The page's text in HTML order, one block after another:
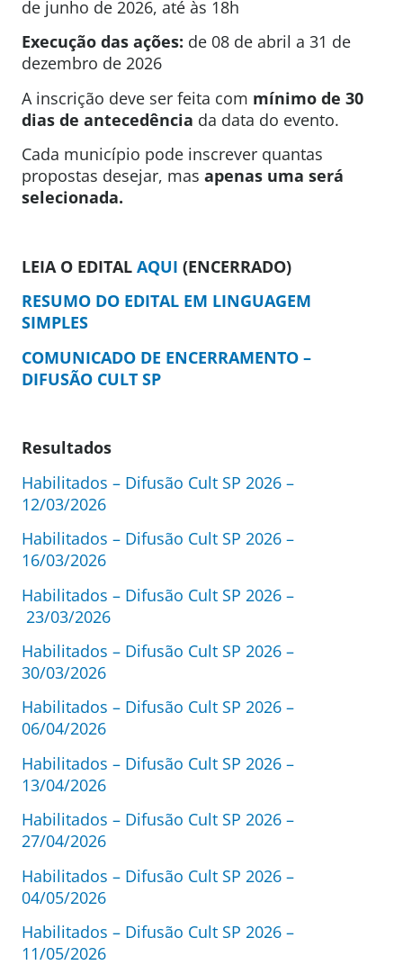
de junho de 2026, até às 18h
Execução das ações: de 08 de abril a 31 de
dezembro de 2026
A inscrição deve ser feita com mínimo de 30
dias de antecedência da data do evento.
Cada município pode inscrever quantas
propostas desejar, mas apenas uma será
selecionada.
LEIA O EDITAL AQUI (ENCERRADO)
RESUMO DO EDITAL EM LINGUAGEM
SIMPLES
COMUNICADO DE ENCERRAMENTO –
DIFUSÃO CULT SP
Resultados
Habilitados – Difusão Cult SP 2026 –
12/03/2026
Habilitados – Difusão Cult SP 2026 –
16/03/2026
Habilitados – Difusão Cult SP 2026 –
23/03/2026
Habilitados – Difusão Cult SP 2026 –
30/03/2026
Habilitados – Difusão Cult SP 2026 –
06/04/2026
Habilitados – Difusão Cult SP 2026 –
13/04/2026
Habilitados – Difusão Cult SP 2026 –
27/04/2026
Habilitados – Difusão Cult SP 2026 –
04/05/2026
Habilitados – Difusão Cult SP 2026 –
11/05/2026